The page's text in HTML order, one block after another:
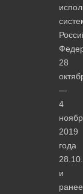
28
—
4
2019
года
и